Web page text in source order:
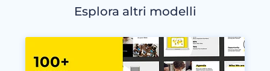
Esplora altri modelli